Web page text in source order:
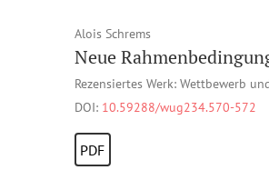
Alois Schrems
Neue
Rezensiertes Werk: Wettbewerb
DOI: 10.59288/wug234.570-572
PDF